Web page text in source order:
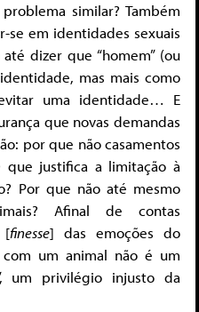
similar? Também
se em identidades sexuais
dizer que “homem” (ou
mas mais como
uma identidade… E
que novas demandas
por que não casamentos
que justifica a limitação à
Por que não até mesmo
Afinal de contas
[finesse] das emoções do
com um animal não é um
um privilégio injusto da